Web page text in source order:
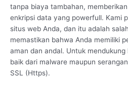
tanpa biaya tambahan,
enkripsi data yang powerfull. Kami
situs web Anda, dan itu adalah
memastikan bahwa Anda memiliki
aman dan andal. Untuk
baik dari malware maupun
SSL (Https).